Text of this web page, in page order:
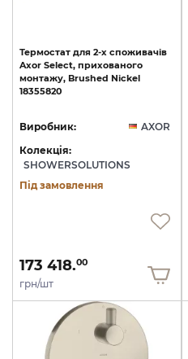
Термостат для 2-х споживачів
Axor Select, прихованого
монтажу, Brushed Nickel
18355820
Виробник:
AXOR
Колекція:
SHOWERSOLUTIONS
Під замовлення
173 418.00
грн/шт